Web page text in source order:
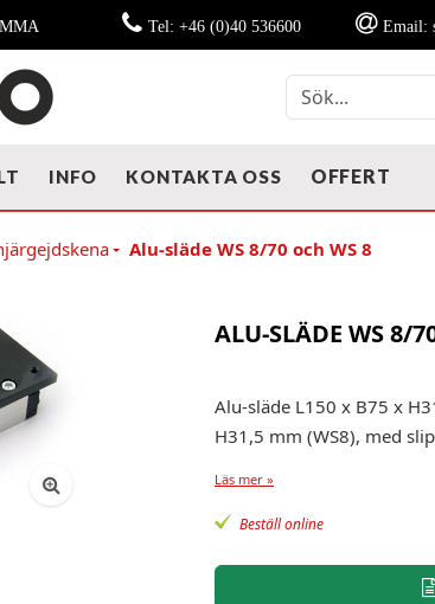
Tel: +46 (0)40 536600 Email:
INFO KONTAKTA OSS OFFERT
Alu-släde WS 8/70 och WS 8
ALU-SLÄDE WS 8/
Alu-släde L150 x B75 x
H31,5 mm (WS8), med
Läs mer »
Beställ online